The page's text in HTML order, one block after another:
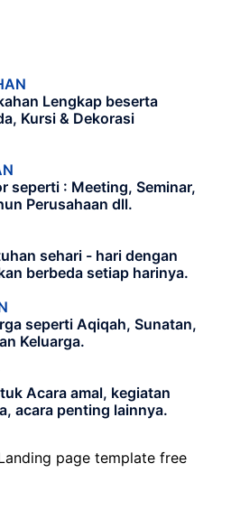
Lengkap beserta
Kursi & Dekorasi
seperti : Meeting, Seminar,
Perusahaan dll.
sehari - hari dengan
berbeda setiap harinya.
seperti Aqiqah, Sunatan,
Keluarga.
Acara amal, kegiatan
acara penting lainnya.
page template free